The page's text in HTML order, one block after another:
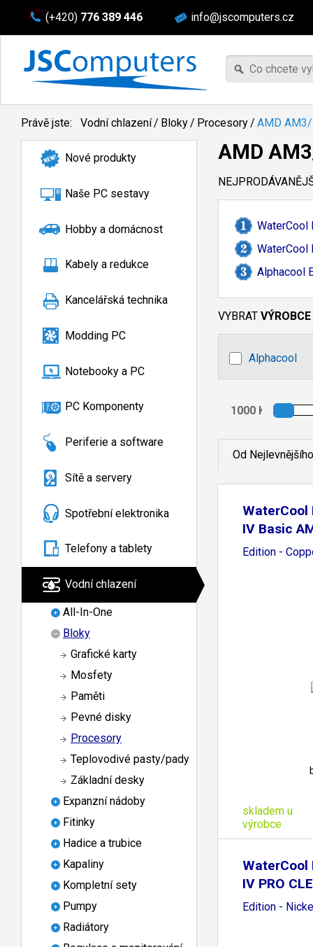
(+420) 776 389 446 info@jscomputers.cz
Právě jste: Vodní chlazení/ Bloky/ Procesory/ AMD
Nové produkty
Naše PC sestavy
Hobby a domácnost
Kabely a redukce
Kancelářská technika
Modding PC
Notebooky a PC
PC Komponenty
Periferie a software
Sítě a servery
Spotřební elektronika
Telefony a tablety
Vodní chlazení
All-In-One
Bloky
Grafické karty
Mosfety
Paměti
Pevné disky
Procesory
Teplovodivé pasty/pady
Základní desky
Expanzní nádoby
Fitinky
Hadice a trubice
Kapaliny
Kompletní sety
Pumpy
Radiátory
AMD
WaterCool
WaterCool
Alphacool
VYBRAT VÝROBCE
Alphacool
Od Nejlevnějšího
WaterCool
IV Basic
Edition -
skladem u
výrobce
WaterCool
IV PRO
Edition -